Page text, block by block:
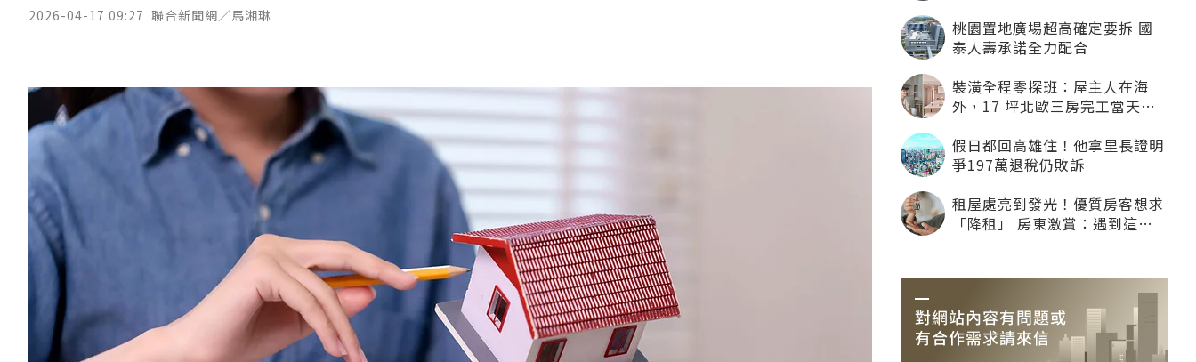
2026-04-17 09:27 聯合新聞網／馬湘琳
桃園置地廣場超高確定要拆 國
泰人壽承諾全力配合
裝潢全程零探班：屋主人在海
外，17 坪北歐三房完工當天才
假日都回高雄住！他拿里長證明
爭197萬退稅仍敗訴
租屋處亮到發光！優質房客想求
「降租」 房東激賞：遇到這種